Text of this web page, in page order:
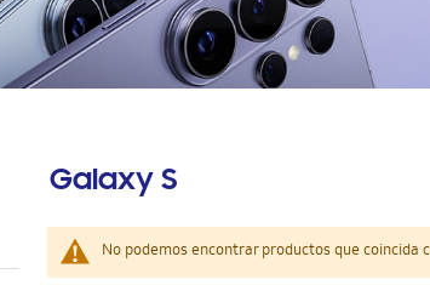
Galaxy S
No podemos encontrar productos que coincida